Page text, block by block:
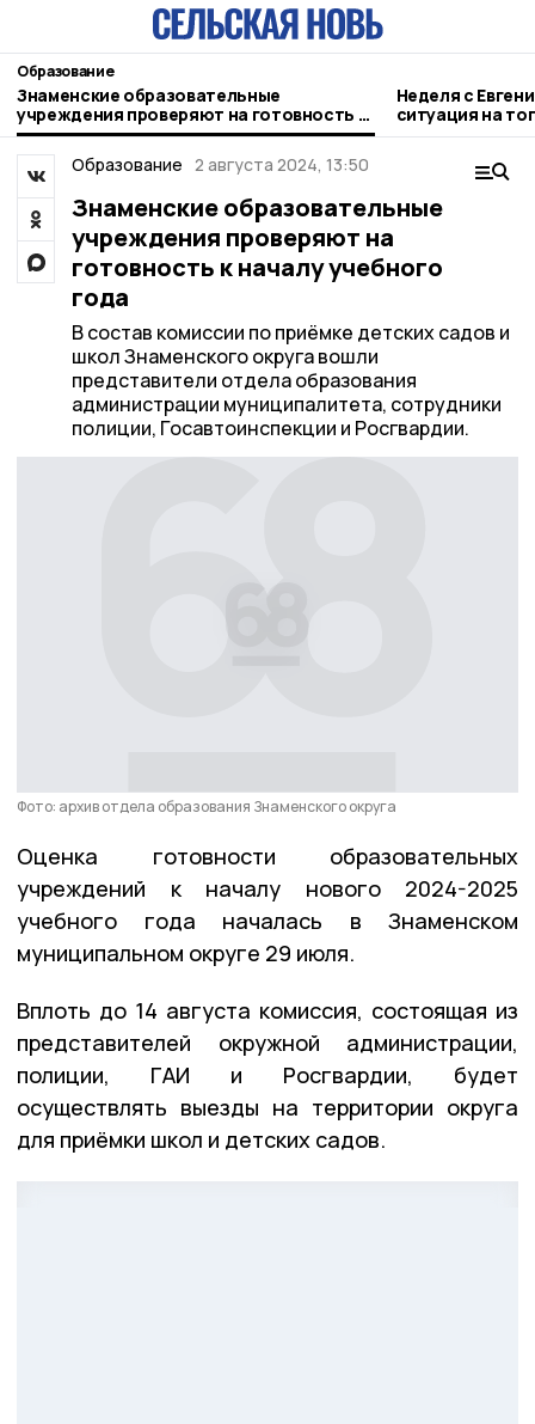
Образование
Знаменские образовательные
учреждения проверяют на готовность к
началу учебного года
Неделя с
ситуация на
городе и
Образование 2 августа 2024, 13:50
Знаменские образовательные
учреждения проверяют на
готовность к началу учебного
года
В состав комиссии по приёмке детских садов и
школ Знаменского округа вошли
представители отдела образования
администрации муниципалитета, сотрудники
полиции, Госавтоинспекции и Росгвардии.
Фото: архив отдела образования Знаменского округа
Оценка готовности образовательных
учреждений к началу нового 2024-2025
учебного года началась в Знаменском
муниципальном округе 29 июля.
Вплоть до 14 августа комиссия, состоящая из
представителей окружной администрации,
полиции, ГАИ и Росгвардии, будет
осуществлять выезды на территории округа
для приёмки школ и детских садов.